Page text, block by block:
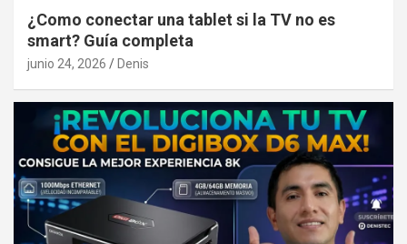
¿Como conectar una tablet si la TV no es
smart? Guía completa
junio 24, 2026 Denis